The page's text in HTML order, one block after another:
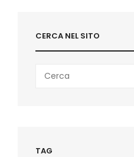
CERCA NEL SITO
for:
TAG